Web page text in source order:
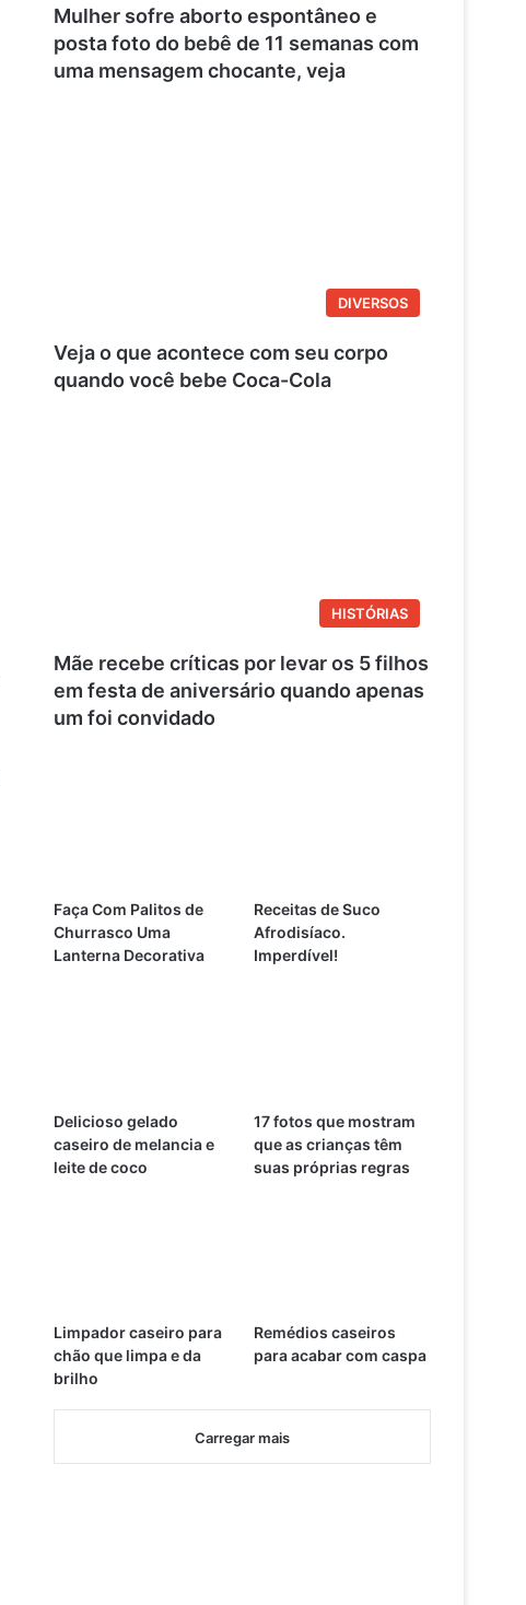
o
e
s
r
a
Mulher sofre aborto espontâneo e
posta foto do bebê de 11 semanas com
uma mensagem chocante, veja
DIVERSOS
Veja o que acontece com seu corpo
quando você bebe Coca-Cola
HISTÓRIAS
Mãe recebe críticas por levar os 5 filhos
em festa de aniversário quando apenas
um foi convidado
Faça Com Palitos de
Churrasco Uma
Lanterna Decorativa
Receitas de Suco
Afrodisíaco.
Imperdível!
Delicioso gelado
caseiro de melancia e
leite de coco
17 fotos que mostram
que as crianças têm
suas próprias regras
Limpador caseiro para
chão que limpa e da
brilho
Remédios caseiros
para acabar com caspa
Carregar mais